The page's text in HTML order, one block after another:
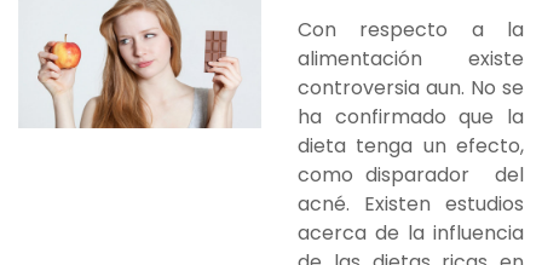
Con respecto a la
alimentación existe
controversia aun. No se
ha confirmado que la
dieta tenga un efecto,
como disparador del
acné. Existen estudios
acerca de la influencia